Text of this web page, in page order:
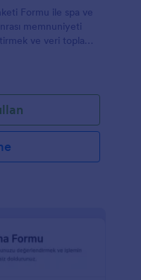
Formu ile spa ve
memnuniyeti
ve veri toplama